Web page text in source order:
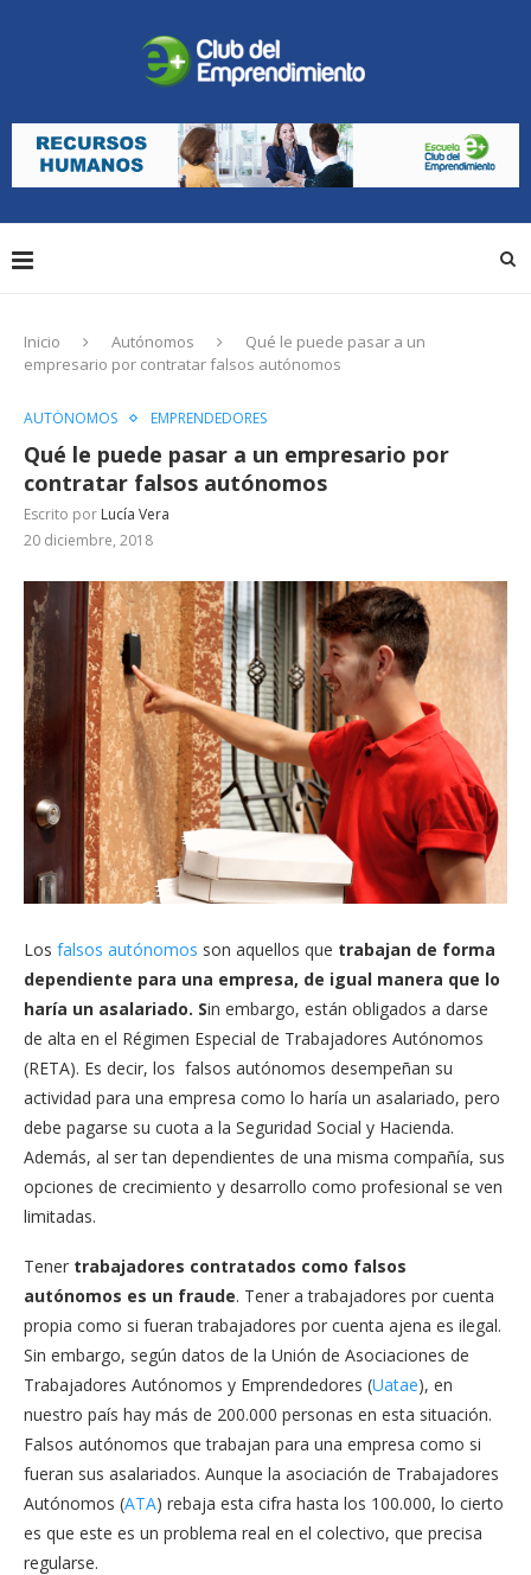
Inicio Autónomos
Qué le puede pasar a un
empresario por contratar falsos autónomos
AUTÓNOMOS EMPRENDEDORES
Qué le puede pasar a un empresario por
contratar falsos autónomos
Escrito por Lucía Vera
20 diciembre, 2018
Los falsos autónomos son aquellos que trabajan de forma
dependiente para una empresa, de igual manera que lo
haría un asalariado. Sin embargo, están obligados a darse
de alta en el Régimen Especial de Trabajadores Autónomos
(RETA). Es decir, los falsos autónomos desempeñan su
actividad para una empresa como lo haría un asalariado, pero
debe pagarse su cuota a la Seguridad Social y Hacienda.
Además, al ser tan dependientes de una misma compañía, sus
opciones de crecimiento y desarrollo como profesional se ven
limitadas.
Tener trabajadores contratados como falsos
autónomos es un fraude. Tener a trabajadores por cuenta
propia como si fueran trabajadores por cuenta ajena es ilegal.
Sin embargo, según datos de la Unión de Asociaciones de
Trabajadores Autónomos y Emprendedores (Uatae), en
nuestro país hay más de 200.000 personas en esta situación.
Falsos autónomos que trabajan para una empresa como si
fueran sus asalariados. Aunque la asociación de Trabajadores
Autónomos (ATA) rebaja esta cifra hasta los 100.000, lo cierto
es que este es un problema real en el colectivo, que precisa
regularse.